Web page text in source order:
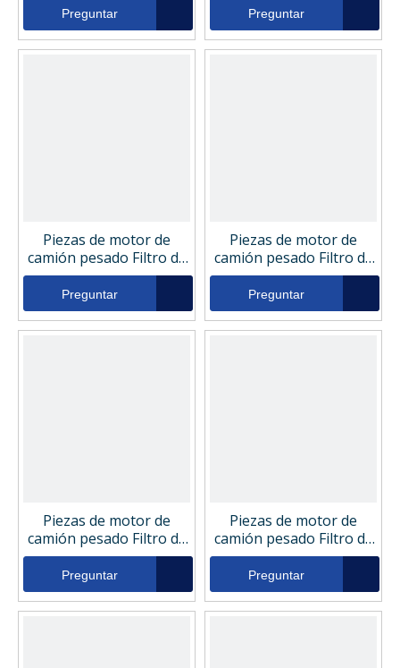
aceite hidráulico SO3485
Preguntar
aceite hidráulico SO1322
Preguntar
Piezas de motor de
camión pesado Filtro de
presión de filtro de
aceite hidráulico LF3485
Preguntar
Piezas de motor de
camión pesado Filtro de
presión de filtro de
aceite hidráulico H1815
Preguntar
Piezas de motor de
camión pesado Filtro de
presión de filtro de
aceite hidráulico E877H
Preguntar
Piezas de motor de
camión pesado Filtro de
presión de filtro de
aceite hidráulico 7N7500
Preguntar